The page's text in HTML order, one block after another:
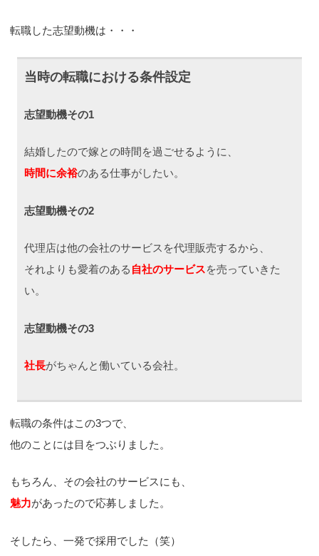
転職した志望動機は・・・
当時の転職における条件設定
志望動機その1
結婚したので嫁との時間を過ごせるように、
時間に余裕のある仕事がしたい。
志望動機その2
代理店は他の会社のサービスを代理販売するから、
それよりも愛着のある 自社のサービスを売っていきた
い。
志望動機その3
社長がちゃんと働いている会社。
転職の条件はこの3つで、
他のことには目をつぶりました。
もちろん、その会社のサービスにも、
魅力があったので応募しました。
そしたら、一発で採用でした（笑）